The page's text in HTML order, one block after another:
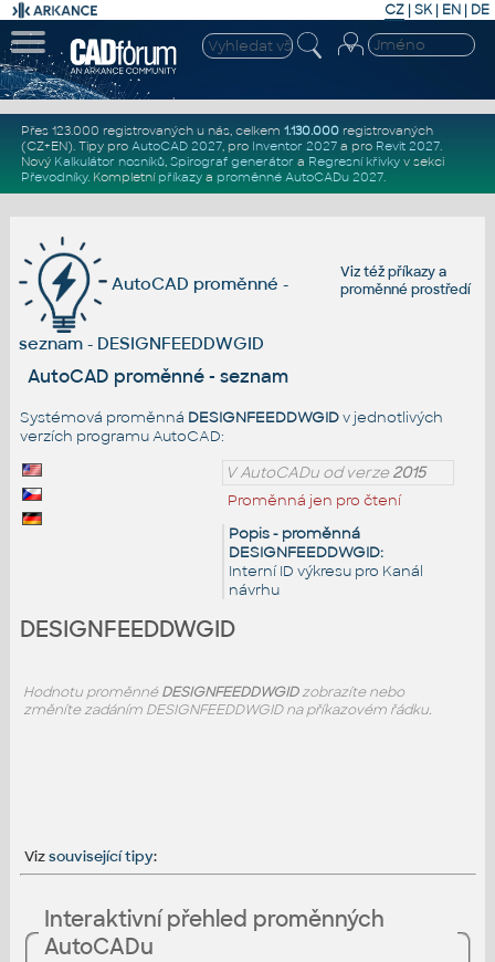
CZ | SK| EN | DE
Přes 123.000 registrovaných u nás, celkem 1.130.000registrovaných
(CZ+EN). Tipy pro AutoCAD 2027, pro Inventor 2027a pro Revit 2027.
Nový Kalkulátor nosníků, Spirograf generátor a Regresní křivkyv sekci
Převodníky. Kompletní příkazya proměnné AutoCADu 2027.
Viz téžpříkazya
proměnné prostředí
AutoCAD proměnné -
seznam - DESIGNFEEDDWGID
AutoCAD proměnné - seznam
Systémová proměnná DESIGNFEEDDWGIDv jednotlivých
verzích programu AutoCAD:
V AutoCADu od verze2015
Proměnná jen pro čtení
Popis - proměnná
DESIGNFEEDDWGID:
Interní ID výkresu pro Kanál
návrhu
DESIGNFEEDDWGID
Hodnotu proměnnéDESIGNFEEDDWGIDzobrazíte nebo
změníte zadáním DESIGNFEEDDWGID na příkazovém řádku.
Vizsouvisející tipy:
Interaktivní přehled proměnných
AutoCADu